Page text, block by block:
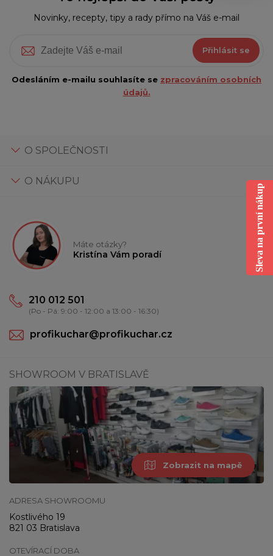
Novinky, recepty, tipy a rady přímo na Váš e-mail
Přihlásit se
Odesláním e-mailu souhlasíte se zpracováním osobních
údajů.
O SPOLEČNOSTI
O NÁKUPU
Máte otázky?
Kristína Vám poradí
210 012 501
(Po - Pá: 9:00 - 12:00 a 13:00 - 16:30)
profikuchar@profikuchar.cz
SHOWROOM V BRATISLAVĚ
Zobrazit na mapě
ADRESA SHOWROOMU
Kostlivého 19
821 03 Bratislava
OTEVÍRACÍ DOBA
Sleva na první nákup